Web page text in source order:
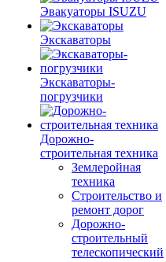
Эвакуаторы ISUZU
Экскаваторы
Экскаваторы-
погрузчики
Дорожно-
строительная техника
Землеройная
техника
Строительство и
ремонт дорог
Дорожно-
строительный
телескопический